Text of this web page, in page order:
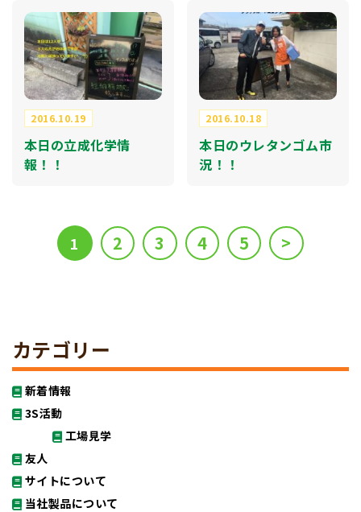
2016.10.19
本日の立成化学情
報！！
2016.10.18
本日のウレタンゴム市
況！！
1 2 3 4 5 >
カテゴリー
新着情報
3S活動
工場見学
友人
サイトについて
当社製品について